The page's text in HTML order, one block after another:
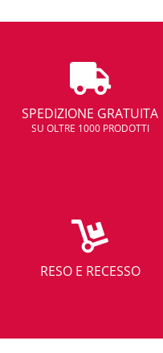
SPEDIZIONE GRATUITA
SU OLTRE 1000 PRODOTTI
RESO E RECESSO